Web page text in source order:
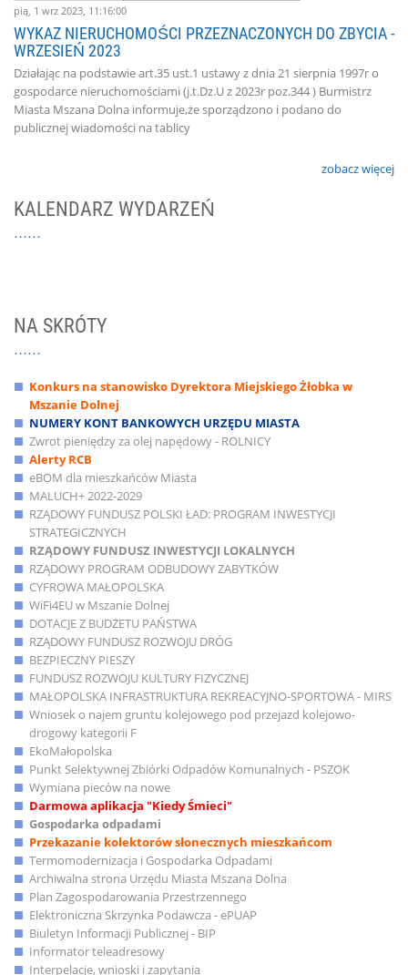
pią, 1 wrz 2023, 11:16:00
WYKAZ NIERUCHOMOŚCI PRZEZNACZONYCH DO ZBYCIA -
WRZESIEŃ 2023
Działając na podstawie art.35 ust.1 ustawy z dnia 21 sierpnia 1997r o
gospodarce nieruchomościami (j.t.Dz.U z 2023r poz.344 ) Burmistrz
Miasta Mszana Dolna informuje,że sporządzono i podano do
publicznej wiadomości na tablicy
zobacz więcej
KALENDARZ WYDARZEŃ
NA SKRÓTY
Konkurs na stanowisko Dyrektora Miejskiego Żłobka w
Mszanie Dolnej
NUMERY KONT BANKOWYCH URZĘDU MIASTA
Zwrot pieniędzy za olej napędowy - ROLNICY
Alerty RCB
eBOM dla mieszkańców Miasta
MALUCH+ 2022-2029
RZĄDOWY FUNDUSZ POLSKI ŁAD: PROGRAM INWESTYCJI
STRATEGICZNYCH
RZĄDOWY FUNDUSZ INWESTYCJI LOKALNYCH
RZĄDOWY PROGRAM ODBUDOWY ZABYTKÓW
CYFROWA MAŁOPOLSKA
WiFi4EU w Mszanie Dolnej
DOTACJE Z BUDŻETU PAŃSTWA
RZĄDOWY FUNDUSZ ROZWOJU DRÓG
BEZPIECZNY PIESZY
FUNDUSZ ROZWOJU KULTURY FIZYCZNEJ
MAŁOPOLSKA INFRASTRUKTURA REKREACYJNO-SPORTOWA - MIRS
Wniosek o najem gruntu kolejowego pod przejazd kolejowo-
drogowy kategorii F
EkoMałopolska
Punkt Selektywnej Zbiórki Odpadów Komunalnych - PSZOK
Wymiana pieców na nowe
Darmowa aplikacja "Kiedy Śmieci"
Gospodarka odpadami
Przekazanie kolektorów słonecznych mieszkańcom
Termomodernizacja i Gospodarka Odpadami
Archiwalna strona Urzędu Miasta Mszana Dolna
Plan Zagospodarowania Przestrzennego
Elektroniczna Skrzynka Podawcza - ePUAP
Biuletyn Informacji Publicznej - BIP
Informator teleadresowy
Interpelacje, wnioski i zapytania